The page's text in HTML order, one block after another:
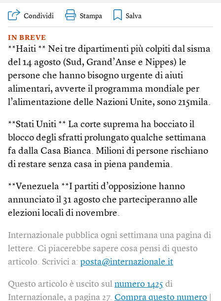
Condividi Stampa
IN BREVE
**Haiti ** Nei tre dipartimenti più colpiti dal sisma
del 14 agosto (Sud, Grand’Anse e Nippes) le
persone che hanno bisogno urgente di aiuti
alimentari, avverte il programma mondiale per
l’alimentazione delle Nazioni Unite, sono 215mila.
**Stati Uniti ** La corte suprema ha bocciato il
blocco degli sfratti prolungato qualche settimana
fa dalla Casa Bianca. Milioni di persone rischiano
di restare senza casa in piena pandemia.
**Venezuela **I partiti d’opposizione hanno
annunciato il 31 agosto che parteciperanno alle
elezioni locali di novembre.
Internazionale pubblica ogni settimana una pagina di
lettere. Ci piacerebbe sapere cosa pensi di questo
articolo. Scrivici a: posta@internazionale.it
Questo articolo è uscito sul numero 1425 di
Internazionale, a pagina 27. Compra questo numero